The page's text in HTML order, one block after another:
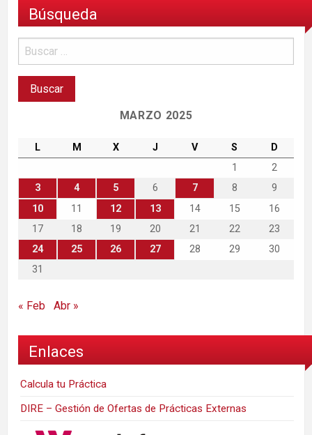
Búsqueda
MARZO 2025
L M X J V S
D
1
2
3
4 5 6 7 8
9
10
11 12 13 14 15
16
17
18 19 20 21 22
23
24
25 26 27 28 29
30
31
« Feb Abr »
Enlaces
Calcula tu Práctica
DIRE – Gestión de Ofertas de Prácticas Externas